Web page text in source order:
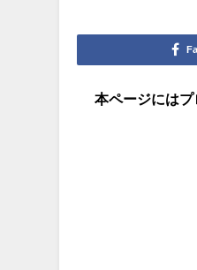
本ページにはプ